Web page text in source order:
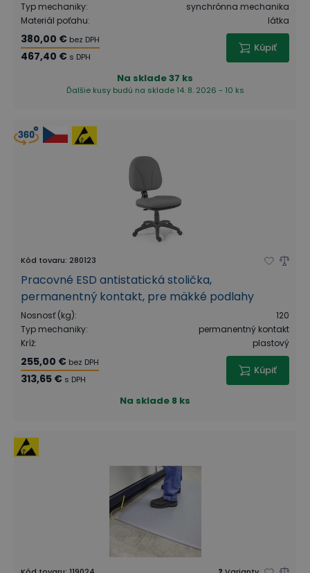
Typ mechaniky:
synchrónna mechanika
Materiál poťahu: látka
380,00 € bez DPH
467,40 € s DPH
Kúpiť
Na sklade37 ks
Ďalšie kusy budú na sklade 14. 8. 2026 - 10 ks
Kód tovaru: 280123
Pracovné ESD antistatická stolička,
permanentný kontakt, pre mäkké podlahy
Nosnosť (kg):
120
Typ mechaniky:
permanentný kontakt
Kríž: plastový
255,00 € bez DPH
313,65 € s DPH
Kúpiť
Na sklade 8 ks